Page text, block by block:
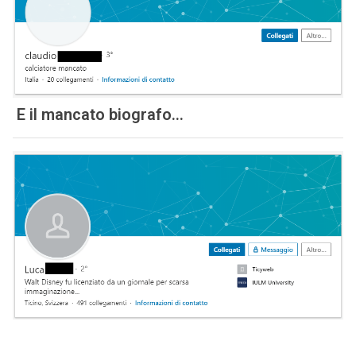
E il mancato biografo…